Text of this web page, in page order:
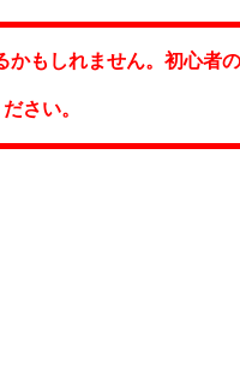
もしれません。初心者
さい。